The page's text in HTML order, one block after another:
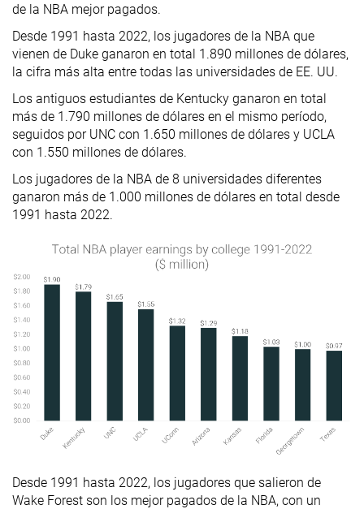
de la NBA mejor pagados.
Desde 1991 hasta 2022, los jugadores de la NBA que
vienen de Duke ganaron en total 1.890 millones de dólares,
la cifra más alta entre todas las universidades de EE. UU.
Los antiguos estudiantes de Kentucky ganaron en total
más de 1.790 millones de dólares en el mismo período,
seguidos por UNC con 1.650 millones de dólares y UCLA
con 1.550 millones de dólares.
Los jugadores de la NBA de 8 universidades diferentes
ganaron más de 1.000 millones de dólares en total desde
1991 hasta 2022.
Desde 1991 hasta 2022, los jugadores que salieron de
Wake Forest son los mejor pagados de la NBA, con un